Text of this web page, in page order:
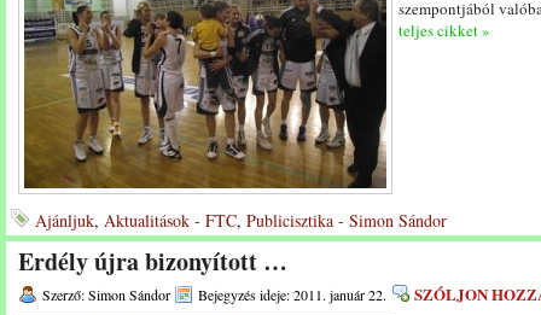
szempontjából
teljes cikket »
Ajánljuk, Aktualitások - FTC, Publicisztika - Simon Sándor
Erdély újra bizonyított …
Szerző: Simon Sándor Bejegyzés ideje: 2011. január 22. SZÓLJON